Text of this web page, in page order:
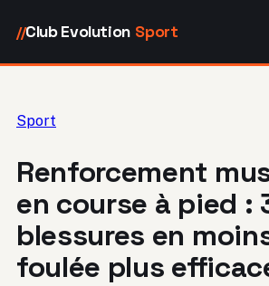
//Club Evolution Sport
Sport
Renforcement
en course à pied :
blessures en
foulée plus